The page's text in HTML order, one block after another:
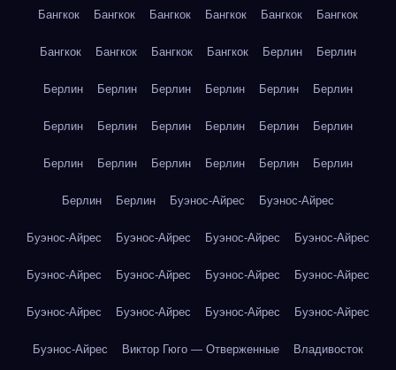
Бангкок Бангкок Бангкок Бангкок Бангкок Бангкок
Бангкок Бангкок Бангкок Бангкок Берлин Берлин
Берлин Берлин Берлин Берлин Берлин Берлин
Берлин Берлин Берлин Берлин Берлин Берлин
Берлин Берлин Берлин Берлин Берлин Берлин
Берлин Берлин Буэнос-Айрес Буэнос-Айрес
Буэнос-Айрес Буэнос-Айрес Буэнос-Айрес Буэнос-Айрес
Буэнос-Айрес Буэнос-Айрес Буэнос-Айрес Буэнос-Айрес
Буэнос-Айрес Буэнос-Айрес Буэнос-Айрес Буэнос-Айрес
Буэнос-Айрес Виктор Гюго — Отверженные Владивосток